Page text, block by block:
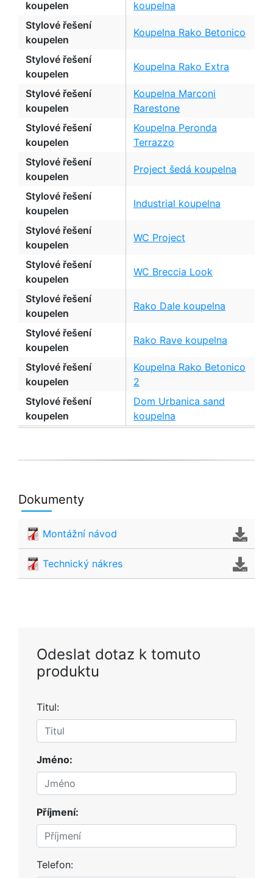
koupelen
koupelna
Stylové řešení
koupelen
Koupelna Rako Betonico
Stylové řešení
koupelen
Koupelna Rako Extra
Stylové řešení
koupelen
Koupelna Marconi
Rarestone
Stylové řešení
koupelen
Koupelna Peronda
Terrazzo
Stylové řešení
koupelen
Project šedá koupelna
Stylové řešení
koupelen
Industrial koupelna
Stylové řešení
koupelen
WC Project
Stylové řešení
koupelen
WC Breccia Look
Stylové řešení
koupelen
Rako Dale koupelna
Stylové řešení
koupelen
Rako Rave koupelna
Stylové řešení
koupelen
Koupelna Rako Betonico
2
Stylové řešení
koupelen
Dom Urbanica sand
koupelna
Dokumenty
Montážní návod
Technický nákres
Odeslat dotaz k tomuto
produktu
Titul:
Jméno:
Příjmení:
Telefon: